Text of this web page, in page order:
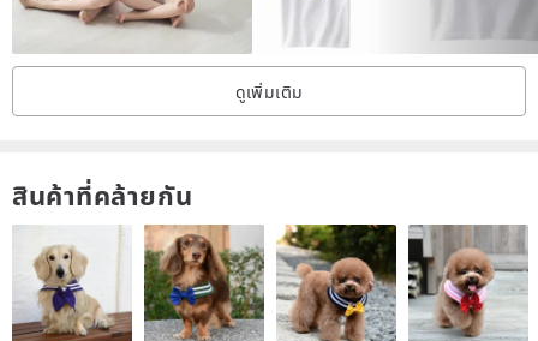
★ Product Features:
100% Cotton T-shirt, Made in Taiwan, featuring an exclusive cut
and original design for a unique look.
Drop shoulder design, folded cuffs, and shoulder snaps allow for
easy dressing and undressing, even for little ones with larger
heads. The cotton neckline is gentle and non-irritating.
ดูเพิ่มเติม
สินค้าที่คล้ายกัน